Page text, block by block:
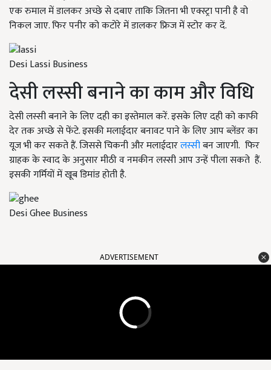
एक रुमाल में डालकर अच्छे से दबाए ताकि जितना भी एक्स्ट्रा पानी है वो
निकल जाए. फिर पनीर को कटोरे में डालकर फ्रिज में स्टोर कर दें.
Desi Lassi Business
देसी लस्सी बनाने का काम और विधि
देसी लस्सी बनाने के लिए दही का इस्तेमाल करें. इसके लिए दही को काफी
देर तक अच्छे से फेंटे. इसकी मलाईदार बनावट पाने के लिए आप ब्लेंडर का
यूज भी कर सकते हैं. जिससे चिकनी और मलाईदारलस्सीबन जाएगी. फिर
ग्राहक के स्वाद के अनुसार मीठी व नमकीन लस्सी आप उन्हें पीला सकते हैं.
इसकी गर्मियों में खूब डिमांड होती है.
Desi Ghee Business
ADVERTISEMENT